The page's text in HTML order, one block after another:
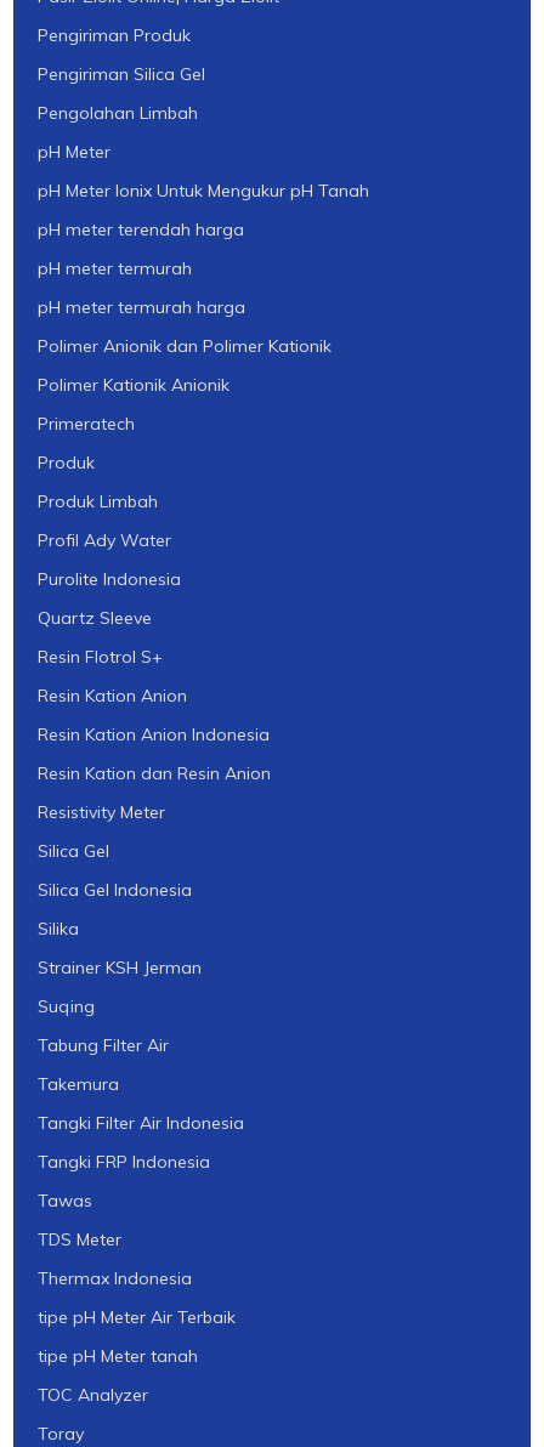
Pengiriman Produk
Pengiriman Silica Gel
Pengolahan Limbah
pH Meter
pH Meter Ionix Untuk Mengukur pH Tanah
pH meter terendah harga
pH meter termurah
pH meter termurah harga
Polimer Anionik dan Polimer Kationik
Polimer Kationik Anionik
Primeratech
Produk
Produk Limbah
Profil Ady Water
Purolite Indonesia
Quartz Sleeve
Resin Flotrol S+
Resin Kation Anion
Resin Kation Anion Indonesia
Resin Kation dan Resin Anion
Resistivity Meter
Silica Gel
Silica Gel Indonesia
Silika
Strainer KSH Jerman
Suqing
Tabung Filter Air
Takemura
Tangki Filter Air Indonesia
Tangki FRP Indonesia
Tawas
TDS Meter
Thermax Indonesia
tipe pH Meter Air Terbaik
tipe pH Meter tanah
TOC Analyzer
Toray